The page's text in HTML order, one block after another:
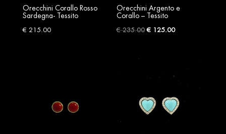
Orecchini Corallo Rosso
Sardegna- Tessito
€ 215.00
Orecchini Argento e
Corallo – Tessito
€235.00Original
€ 125.00Current